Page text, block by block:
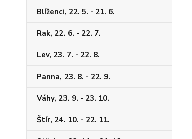
Blíženci, 22. 5. - 21. 6.
Rak, 22. 6. - 22. 7.
Lev, 23. 7. - 22. 8.
Panna, 23. 8. - 22. 9.
Váhy, 23. 9. - 23. 10.
Štír, 24. 10. - 22. 11.